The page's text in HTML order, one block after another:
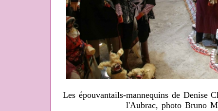
Les épouvantails-mannequins de Denise
l'Aubrac, photo Bruno